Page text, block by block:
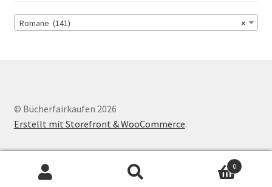
×
Romane (141)
© Bücherfairkaufen 2026
Erstellt mit Storefront & WooCommerce.
0